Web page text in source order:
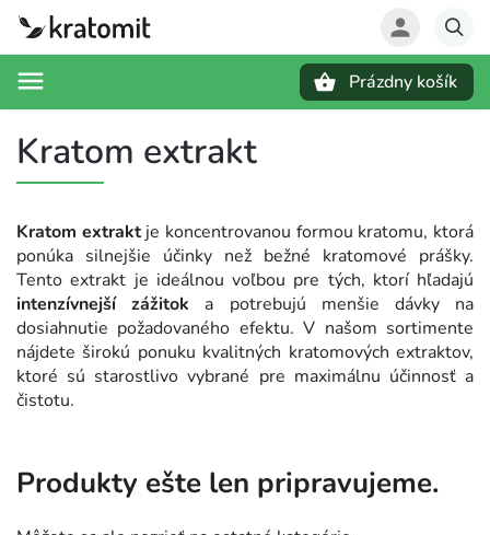
Prázdny košík
Kratom extrakt
Kratom extraktje koncentrovanou formou kratomu, ktorá
ponúka silnejšie účinky než bežné kratomové prášky.
Tento extrakt je ideálnou voľbou pre tých, ktorí hľadajú
intenzívnejší zážitok a potrebujú menšie dávky na
dosiahnutie požadovaného efektu. V našom sortimente
nájdete širokú ponuku kvalitných kratomových extraktov,
ktoré sú starostlivo vybrané pre maximálnu účinnosť a
čistotu.
Produkty ešte len pripravujeme.